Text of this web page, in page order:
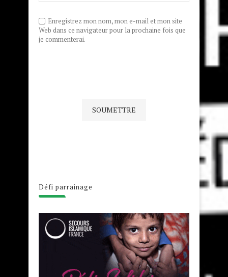
Enregistrez mon nom, mon e-mail et mon site
Web dans ce navigateur pour la prochaine fois que
je commenterai.
Défi parrainage